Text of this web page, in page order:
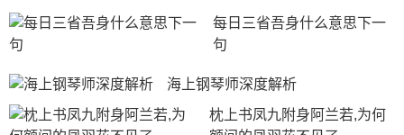
吃，反污船家吃了救人的药，最后赖了船钱。回到家后，
声称赵氏为妾，让儿子及新娘搬到死去的大哥家的正方
第七回
范进去拜见恩师周进。因范进要去山东任学道，周进
每日三省吾身什么意思下一
句
海上钢琴师深度解析
枕上书凤九附身阿兰若,为何